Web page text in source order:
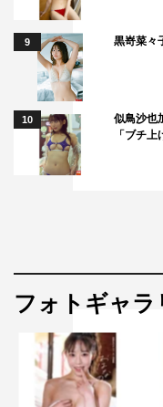
9 黒嵜菜々
10
似鳥沙也
「ブチ
フォトギャラ